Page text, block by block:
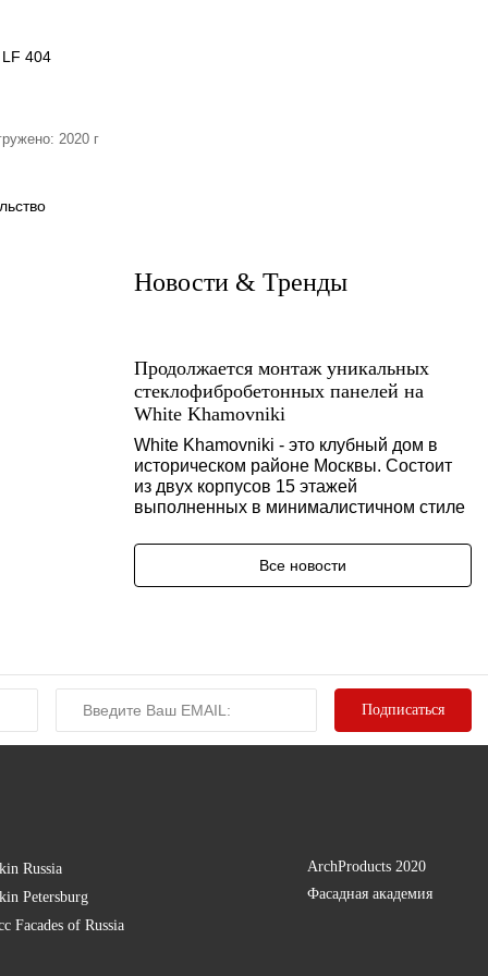
404
2020 г
Новости & Тренды
Продолжается монтаж уникальных
стеклофибробетонных панелей на
White Khamovniki
White Khamovniki - это клубный дом в
историческом районе Москвы. Состоит
из двух корпусов 15 этажей
выполненных в минималистичном стиле
Все новости
Russia
Petersburg
Facades of Russia
ArchProducts 2020
Фасадная академия